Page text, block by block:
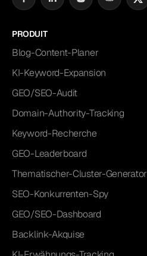
PRODUIT
Blog-Content-Planer
KI-Keyword-Expansion
GEO/SEO-Audit
Domain-Authority-Tracking
Keyword-Recherche
GEO-Leaderboard
Thematischer-Cluster-Generator
SEO-Konkurrenten-Spy
GEO/SEO-Dashboard
Backlink-Akquise